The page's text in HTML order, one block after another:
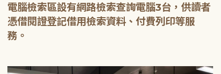
電腦檢索區設有網路檢索查詢電腦3台，供讀者
憑借閱證登記借用檢索資料、付費列印等服
務。